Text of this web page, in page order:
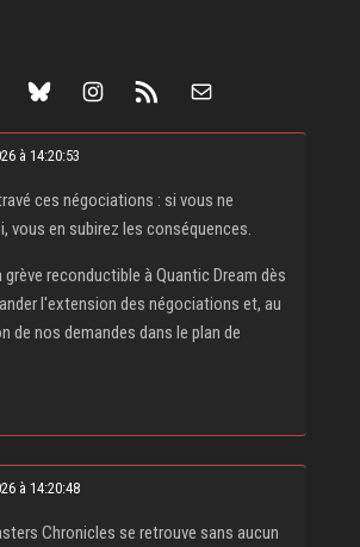
Bluesky Instagram Flux RSS E-mail
à 14:20:53
ces négociations : si vous ne
vous en subirez les conséquences.
reconductible à Quantic Dream dès
l'extension des négociations et, au
de nos demandes dans le plan de
à 14:20:48
Chronicles se retrouve sans aucun